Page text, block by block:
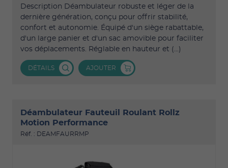
Description Déambulateur robuste et léger de la
dernière génération, conçu pour offrir stabilité,
confort et autonomie. Équipé d'un siège rabattable,
d'un large panier et d'un sac amovible pour faciliter
vos déplacements. Réglable en hauteur et (...)
DÉTAILS AJOUTER
Déambulateur Fauteuil Roulant Rollz
Motion Performance
Réf. : DEAMFAURRMP